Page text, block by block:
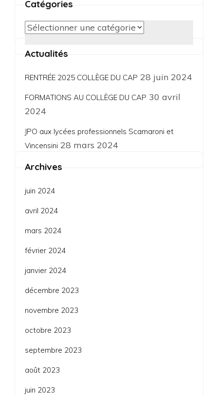
Catégories
Catégories
Actualités
RENTRÉE 2025 COLLÈGE DU CAP 28 juin 2024
FORMATIONS AU COLLÈGE DU CAP 30 avril
2024
JPO aux lycées professionnels Scamaroni et
Vincensini 28 mars 2024
Archives
juin 2024
avril 2024
mars 2024
février 2024
janvier 2024
décembre 2023
novembre 2023
octobre 2023
septembre 2023
août 2023
juin 2023